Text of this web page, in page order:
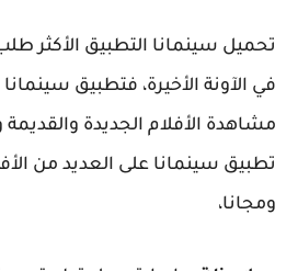
تحميل سينمانا التطبيق الأكثر
في الآونة الأخيرة، فتطبيق
مشاهدة الأفلام الجديدة والقديمة
تطبيق سينمانا على العديد من
ومجانا،